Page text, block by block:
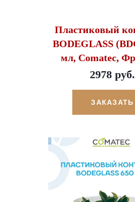
Пластиковый
BODEGLASS
мл, Comatec,
2978 руб.
ЗАКАЗАТЬ